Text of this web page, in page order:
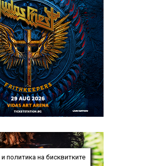
политика на бисквитките